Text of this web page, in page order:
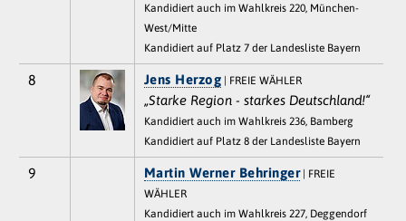
Kandidiert auch im Wahlkreis 220, München-
West/Mitte
Kandidiert auf Platz 7 der Landesliste Bayern
8 Jens Herzog | FREIE WÄHLER
„Starke Region - starkes Deutschland!“
Kandidiert auch im Wahlkreis 236, Bamberg
Kandidiert auf Platz 8 der Landesliste Bayern
9 Martin Werner Behringer| FREIE
WÄHLER
Kandidiert auch im Wahlkreis 227, Deggendorf